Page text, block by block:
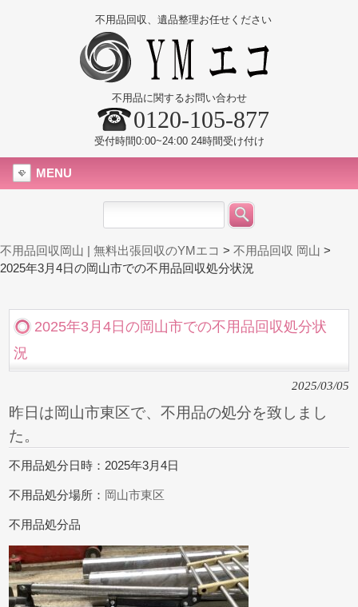
不用品回収、遺品整理お任せください
不用品に関するお問い合わせ
0120-105-877
受付時間0:00~24:00 24時間受け付け
MENU
不用品回収岡山 | 無料出張回収のYMエコ > 不用品回収 岡山 >
2025年3月4日の岡山市での不用品回収処分状況
2025年3月4日の岡山市での不用品回収処分状
況
2025/03/05
昨日は岡山市東区で、不用品の処分を致しまし
た。
不用品処分日時：2025年3月4日
不用品処分場所： 岡山市東区
不用品処分品